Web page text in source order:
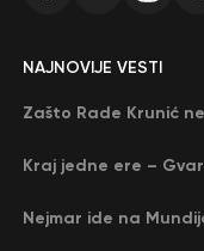
NAJNOVIJE VESTI